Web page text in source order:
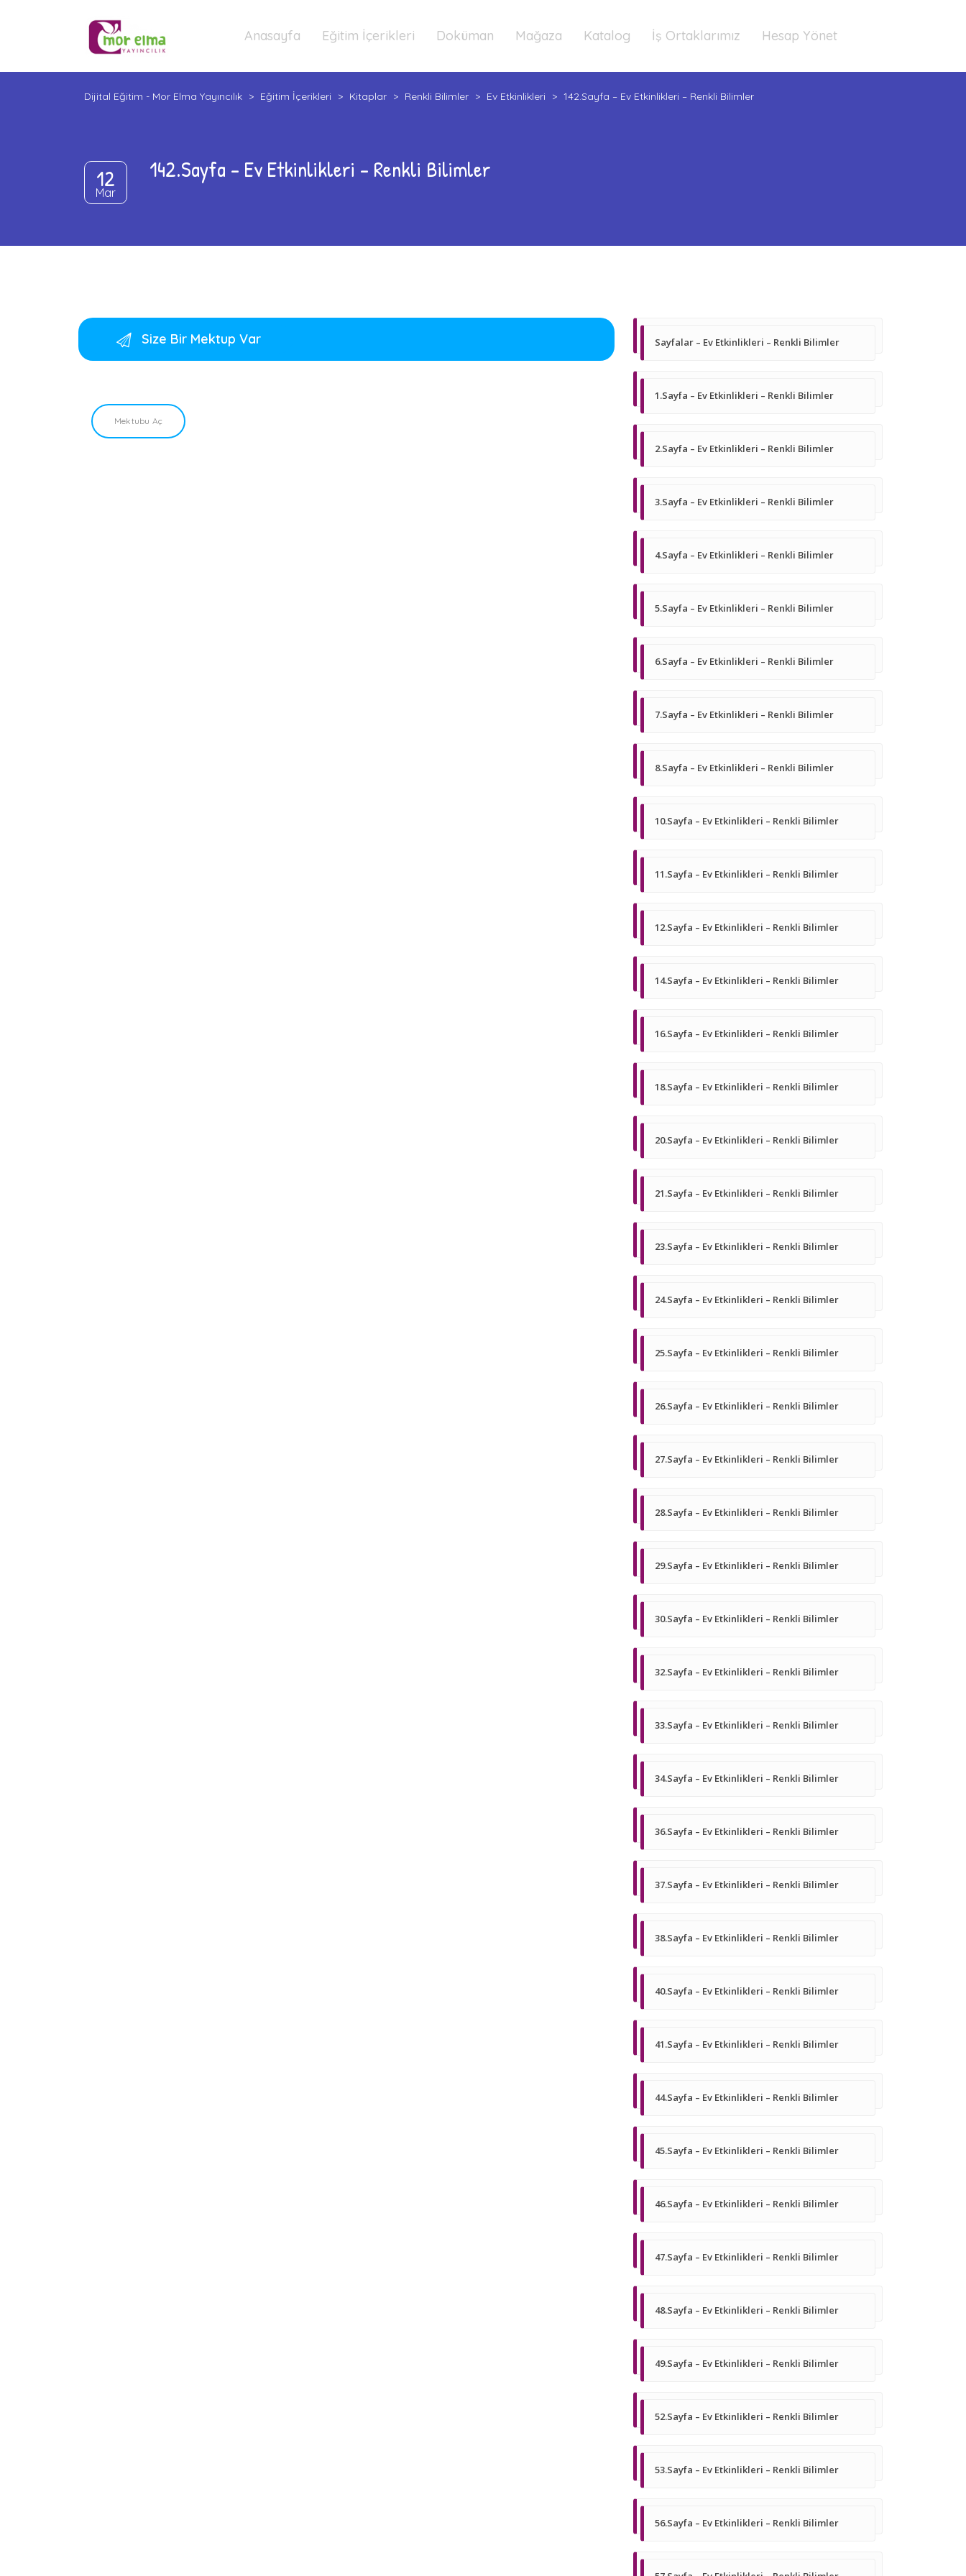
Anasayfa Eğitim İçerikleri Doküman Mağaza Katalog İş Ortaklarımız Hesap Yönet
Dijital Eğitim - Mor Elma Yayıncılık > Eğitim İçerikleri > Kitaplar > Renkli Bilimler > Ev Etkinlikleri > 142.Sayfa – Ev Etkinlikleri – Renkli Bilimler
12
Mar
142.Sayfa – Ev Etkinlikleri – Renkli Bilimler
Size Bir Mektup Var
Mektubu Aç
Sayfalar – Ev Etkinlikleri – Renkli Bilimler
1.Sayfa – Ev Etkinlikleri – Renkli Bilimler
2.Sayfa – Ev Etkinlikleri – Renkli Bilimler
3.Sayfa – Ev Etkinlikleri – Renkli Bilimler
4.Sayfa – Ev Etkinlikleri – Renkli Bilimler
5.Sayfa – Ev Etkinlikleri – Renkli Bilimler
6.Sayfa – Ev Etkinlikleri – Renkli Bilimler
7.Sayfa – Ev Etkinlikleri – Renkli Bilimler
8.Sayfa – Ev Etkinlikleri – Renkli Bilimler
10.Sayfa – Ev Etkinlikleri – Renkli Bilimler
11.Sayfa – Ev Etkinlikleri – Renkli Bilimler
12.Sayfa – Ev Etkinlikleri – Renkli Bilimler
14.Sayfa – Ev Etkinlikleri – Renkli Bilimler
16.Sayfa – Ev Etkinlikleri – Renkli Bilimler
18.Sayfa – Ev Etkinlikleri – Renkli Bilimler
20.Sayfa – Ev Etkinlikleri – Renkli Bilimler
21.Sayfa – Ev Etkinlikleri – Renkli Bilimler
23.Sayfa – Ev Etkinlikleri – Renkli Bilimler
24.Sayfa – Ev Etkinlikleri – Renkli Bilimler
25.Sayfa – Ev Etkinlikleri – Renkli Bilimler
26.Sayfa – Ev Etkinlikleri – Renkli Bilimler
27.Sayfa – Ev Etkinlikleri – Renkli Bilimler
28.Sayfa – Ev Etkinlikleri – Renkli Bilimler
29.Sayfa – Ev Etkinlikleri – Renkli Bilimler
30.Sayfa – Ev Etkinlikleri – Renkli Bilimler
32.Sayfa – Ev Etkinlikleri – Renkli Bilimler
33.Sayfa – Ev Etkinlikleri – Renkli Bilimler
34.Sayfa – Ev Etkinlikleri – Renkli Bilimler
36.Sayfa – Ev Etkinlikleri – Renkli Bilimler
37.Sayfa – Ev Etkinlikleri – Renkli Bilimler
38.Sayfa – Ev Etkinlikleri – Renkli Bilimler
40.Sayfa – Ev Etkinlikleri – Renkli Bilimler
41.Sayfa – Ev Etkinlikleri – Renkli Bilimler
44.Sayfa – Ev Etkinlikleri – Renkli Bilimler
45.Sayfa – Ev Etkinlikleri – Renkli Bilimler
46.Sayfa – Ev Etkinlikleri – Renkli Bilimler
47.Sayfa – Ev Etkinlikleri – Renkli Bilimler
48.Sayfa – Ev Etkinlikleri – Renkli Bilimler
49.Sayfa – Ev Etkinlikleri – Renkli Bilimler
52.Sayfa – Ev Etkinlikleri – Renkli Bilimler
53.Sayfa – Ev Etkinlikleri – Renkli Bilimler
56.Sayfa – Ev Etkinlikleri – Renkli Bilimler